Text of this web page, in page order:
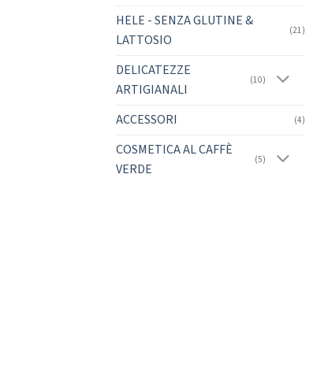
HELE - SENZA GLUTINE &
LATTOSIO
(21)
DELICATEZZE
ARTIGIANALI
(10)
ACCESSORI (4)
COSMETICA AL CAFFÈ
VERDE
(5)